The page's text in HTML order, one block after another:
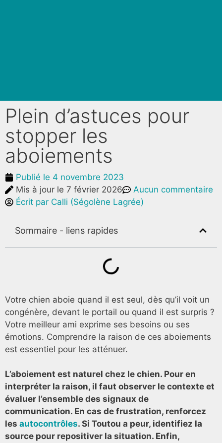
Plein d’astuces pour
stopper les
aboiements
Publié le 4 novembre 2023
Mis à jour le 7 février 2026
Aucun commentaire
Écrit par Calli (Ségolène Lagrée)
Sommaire - liens rapides
Votre chien aboie quand il est seul, dès qu’il voit un
congénère, devant le portail ou quand il est surpris ?
Votre meilleur ami exprime ses besoins ou ses
émotions. Comprendre la raison de ces aboiements
est essentiel pour les atténuer.
L’aboiement est naturel chez le chien. Pour en
interpréter la raison, il faut observer le contexte et
évaluer l’ensemble des signaux de
communication. En cas de frustration, renforcez
les autocontrôles. Si Toutou a peur, identifiez la
source pour repositiver la situation. Enfin,